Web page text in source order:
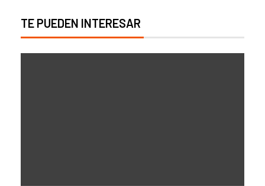
TE PUEDEN INTERESAR